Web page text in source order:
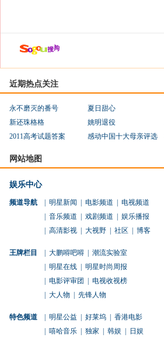
近期热点关注
永不磨灭的番号 夏日甜心
新还珠格格
姚明退役
2011高考试题答案
感动中国十大母亲评选
网站地图
娱乐中心
频道导航 明星新闻 电影频道
电视频道
音乐频道 戏剧频道
娱乐播报
高清影视 大视野 社区 博客
王牌栏目 大鹏嘚吧嘚
潮流实验室
明星在线
明星时尚周报
电影评审团
电视收视榜
大人物 先锋人物
特色频道 明星公益 好莱坞
香港电影
嘻哈音乐 独家 韩娱 日娱